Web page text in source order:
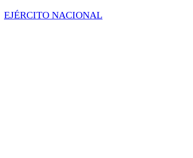
EJÉRCITO NACIONAL